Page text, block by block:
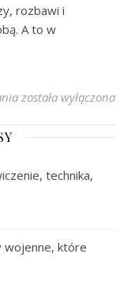
rozbawi i
A to w
Jennifer Aniston o
została wyłączona
technika,
wojenne, które